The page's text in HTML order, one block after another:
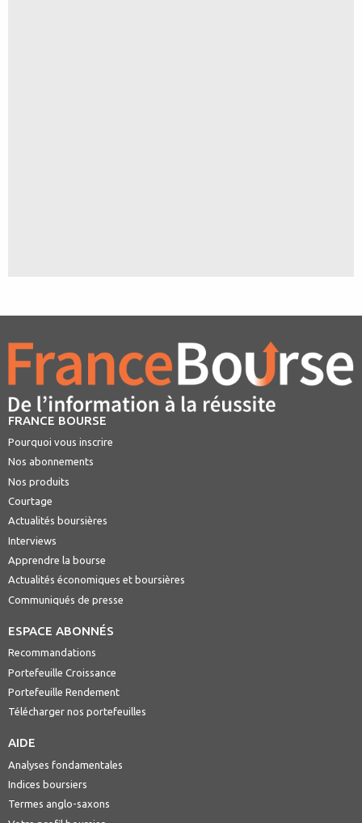
FRANCE BOURSE
Pourquoi vous inscrire
Nos abonnements
Nos produits
Courtage
Actualités boursières
Interviews
Apprendre la bourse
Actualités économiques et boursières
Communiqués de presse
ESPACE ABONNÉS
Recommandations
Portefeuille Croissance
Portefeuille Rendement
Télécharger nos portefeuilles
AIDE
Analyses fondamentales
Indices boursiers
Termes anglo-saxons